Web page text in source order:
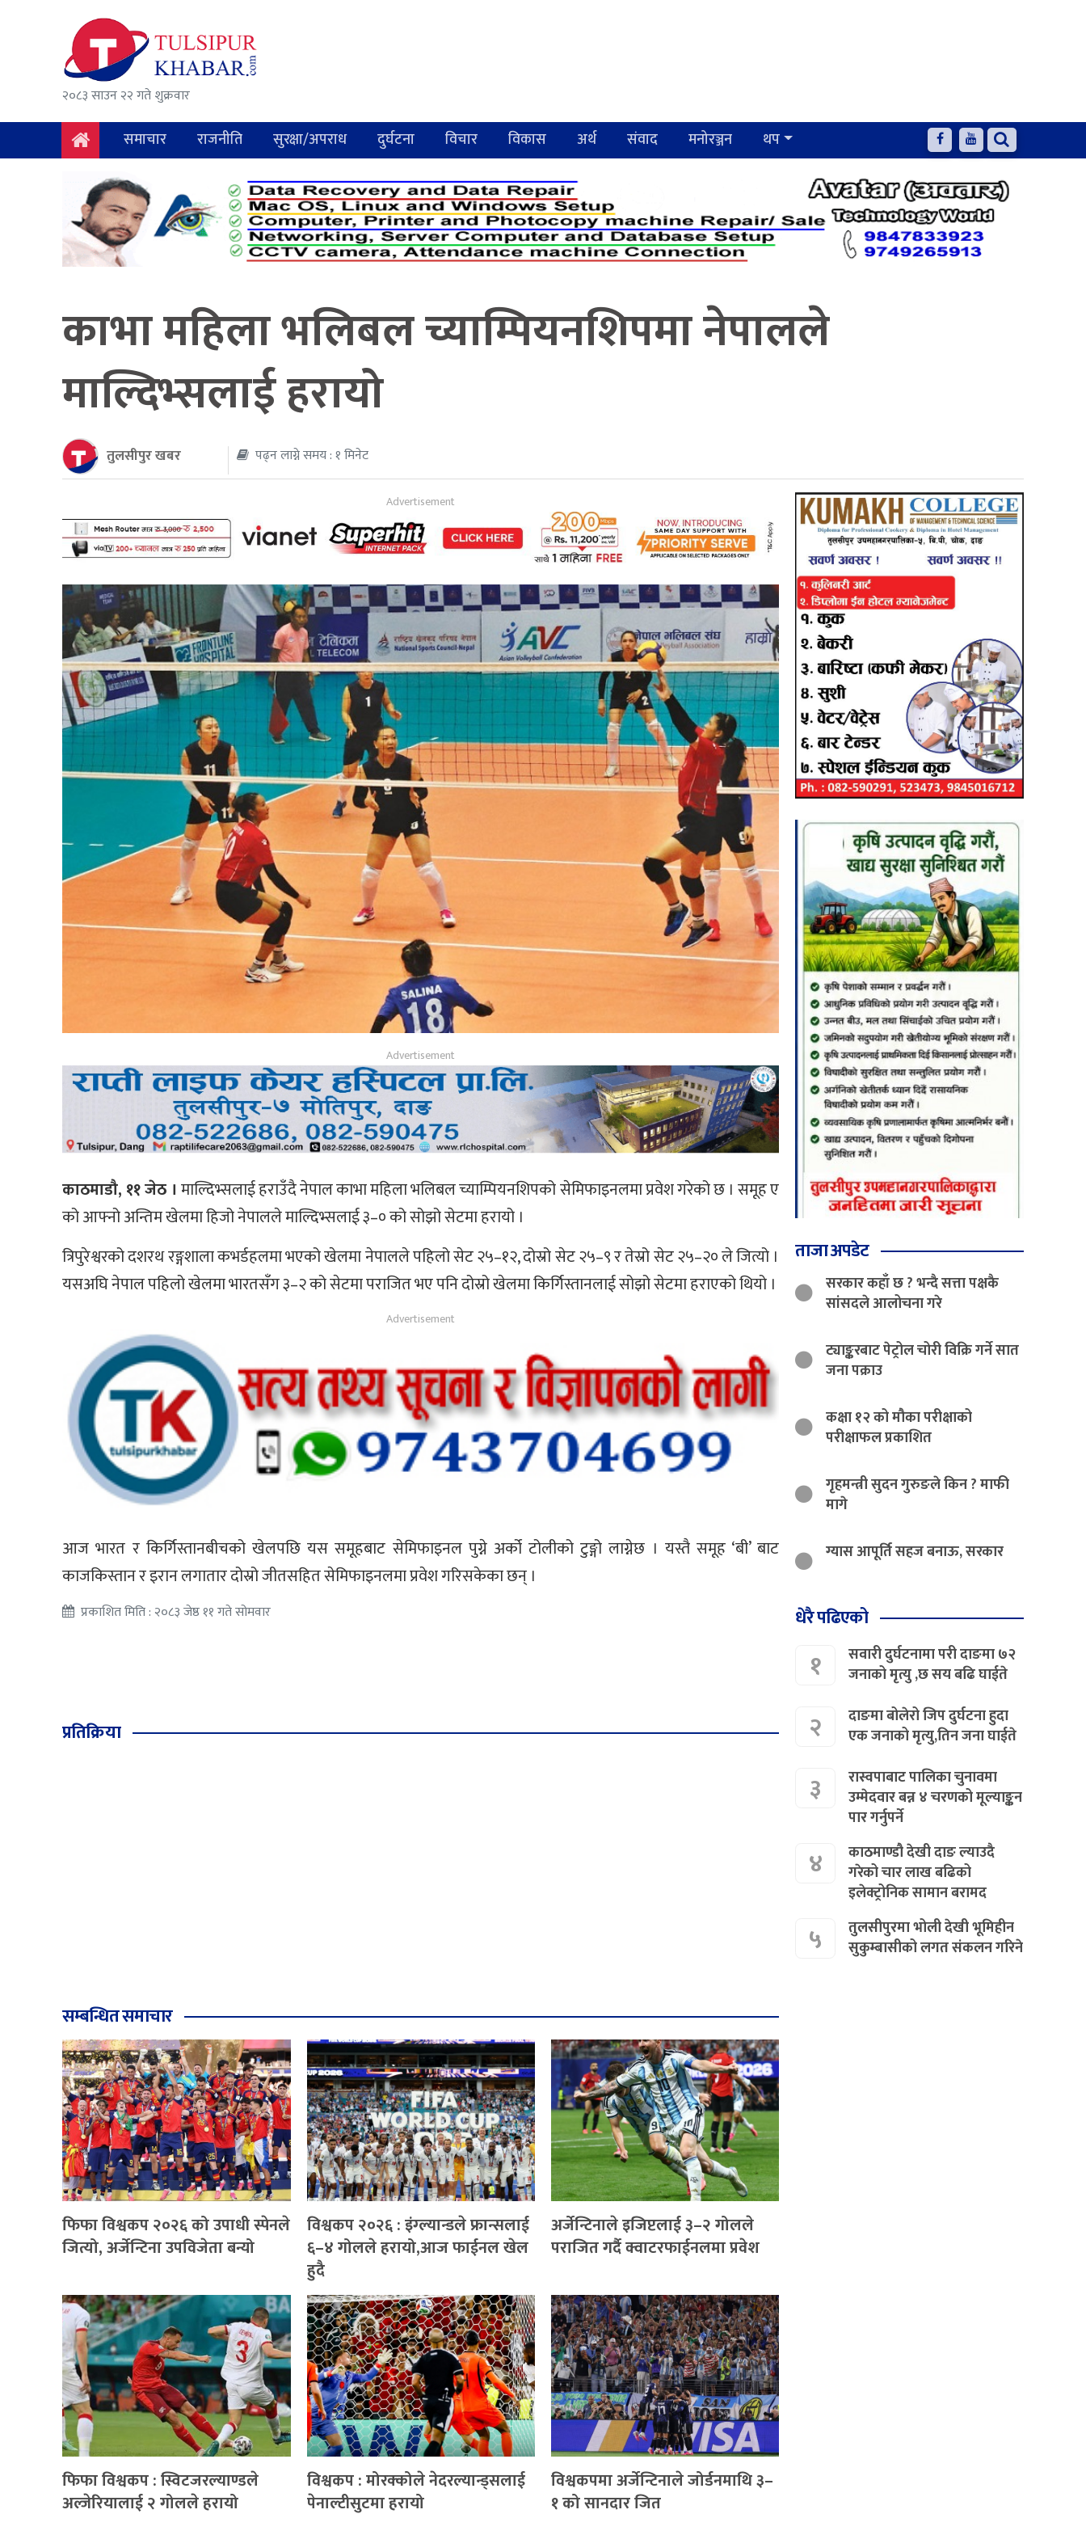
२०८३ साउन २२ गते शुक्रवार
समाचार राजनीति सुरक्षा/अपराध दुर्घटना विचार विकास अर्थ संवाद मनोरञ्जन थप
राजनीति
काभा महिला भलिबल च्याम्पियनशिपमा नेपालले
माल्दिभ्सलाई हरायो
तुलसीपुर खबर पढ्न लाग्ने समय : १ मिनेट
काठमाडौ, ११ जेठ । माल्दिभ्सलाई हराउँदै नेपाल काभा महिला भलिबल च्याम्पियनशिपको सेमिफाइनलमा प्रवेश गरेको छ । समूह ए
को आफ्नो अन्तिम खेलमा हिजो नेपालले माल्दिभ्सलाई ३–० को सोझो सेटमा हरायो ।
त्रिपुरेश्वरको दशरथ रङ्गशाला कभर्डहलमा भएको खेलमा नेपालले पहिलो सेट २५–१२, दोस्रो सेट २५–९ र तेस्रो सेट २५–२० ले जित्यो ।
यसअघि नेपाल पहिलो खेलमा भारतसँग ३–२ को सेटमा पराजित भए पनि दोस्रो खेलमा किर्गिस्तानलाई सोझो सेटमा हराएको थियो ।
आज भारत र किर्गिस्तानबीचको खेलपछि यस समूहबाट सेमिफाइनल पुग्ने अर्को टोलीको टुङ्गो लाग्नेछ । यस्तै समूह ‘बी’ बाट
काजकिस्तान र इरान लगातार दोस्रो जीतसहित सेमिफाइनलमा प्रवेश गरिसकेका छन् ।
प्रकाशित मिति : २०८३ जेष्ठ ११ गते सोमवार
प्रतिक्रिया
सम्बन्धित समाचार
फिफा विश्वकप २०२६ को उपाधी स्पेनले
जित्यो, अर्जेन्टिना उपविजेता बन्यो
विश्वकप २०२६ : इंग्ल्यान्डले फ्रान्सलाई
६–४ गोलले हरायो,आज फाईनल खेल
हुदै
अर्जेन्टिनाले इजिप्टलाई ३–२ गोलले
पराजित गर्दै क्वाटरफाईनलमा प्रवेश
फिफा विश्वकप : स्विटजरल्याण्डले
अल्जेरियालाई २ गोलले हरायो
विश्वकप : मोरक्कोले नेदरल्यान्ड्सलाई
पेनाल्टीसुटमा हरायो
विश्वकपमा अर्जेन्टिनाले जोर्डनमाथि ३–
१ को सानदार जित
ताजा अपडेट
सरकार कहाँ छ ? भन्दै सत्ता पक्षकै
सांसदले आलोचना गरे
ट्याङ्करबाट पेट्रोल चोरी विक्रि गर्ने सात
जना पक्राउ
कक्षा १२ को मौका परीक्षाको
परीक्षाफल प्रकाशित
गृहमन्त्री सुदन गुरुङले किन ? माफी
मागे
ग्यास आपूर्ति सहज बनाऊ, सरकार
धेरै पढिएको
१
सवारी दुर्घटनामा परी दाङमा ७२
जनाको मृत्यु ,छ सय बढि घाईते
२
दाङमा बोलेरो जिप दुर्घटना हुदा
एक जनाको मृत्यु,तिन जना घाईते
३
रास्वपाबाट पालिका चुनावमा
उम्मेदवार बन्न ४ चरणको मूल्याङ्कन
पार गर्नुपर्ने
४
काठमाण्डौ देखी दाङ ल्याउदै
गरेको चार लाख बढिको
इलेक्ट्रोनिक सामान बरामद
५
तुलसीपुरमा भोली देखी भूमिहीन
सुकुम्बासीको लगत संकलन गरिने